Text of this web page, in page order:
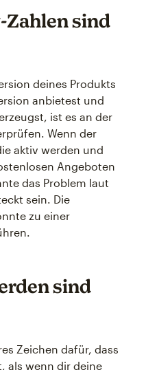
Zahlen sind
deines Produkts
anbietest und
ist es an der
Wenn der
aktiv werden und
Angeboten
das Problem laut
sein. Die
zu einer
sind
Zeichen dafür, dass
als wenn dir deine